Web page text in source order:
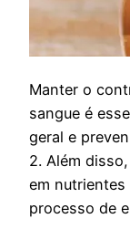
Manter o
sangue é
geral e
2. Além
em nutrientes
processo de